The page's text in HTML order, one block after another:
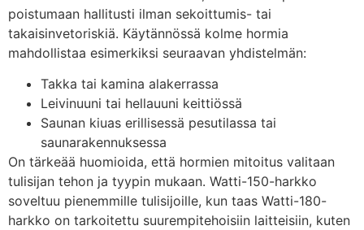
poistumaan hallitusti ilman sekoittumis- tai
takaisinvetoriskiä. Käytännössä kolme hormia
mahdollistaa esimerkiksi seuraavan yhdistelmän:
Takka tai kamina alakerrassa
Leivinuuni tai hellauuni keittiössä
Saunan kiuas erillisessä pesutilassa tai
saunarakennuksessa
On tärkeää huomioida, että hormien mitoitus valitaan
tulisijan tehon ja tyypin mukaan. Watti-150-harkko
soveltuu pienemmille tulisijoille, kun taas Watti-180-
harkko on tarkoitettu suurempitehoisiin laitteisiin, kuten